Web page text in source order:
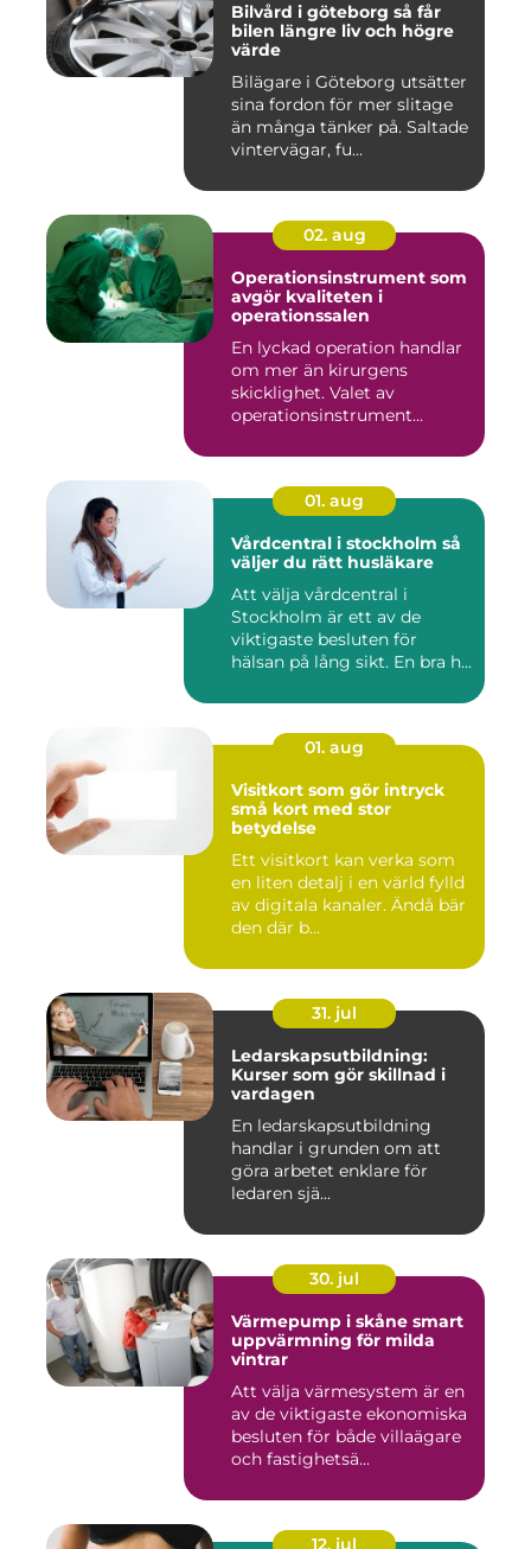
Bilvård i göteborg så får
bilen längre liv och högre
värde
Bilägare i Göteborg utsätter
sina fordon för mer slitage
än många tänker på. Saltade
vintervägar, fu...
02. aug
Operationsinstrument som
avgör kvaliteten i
operationssalen
En lyckad operation handlar
om mer än kirurgens
skicklighet. Valet av
operationsinstrument
01. aug
Vårdcentral i stockholm så
väljer du rätt husläkare
Att välja vårdcentral i
Stockholm är ett av de
viktigaste besluten för
hälsan på lång sikt. En bra h...
01. aug
Visitkort som gör intryck
små kort med stor
betydelse
Ett visitkort kan verka som
en liten detalj i en värld fylld
av digitala kanaler. Ändå bär
den där b...
31. jul
Ledarskapsutbildning:
Kurser som gör skillnad i
vardagen
En ledarskapsutbildning
handlar i grunden om att
göra arbetet enklare för
ledaren sjä...
30. jul
Värmepump i skåne smart
uppvärmning för milda
vintrar
Att välja värmesystem är en
av de viktigaste ekonomiska
besluten för både villaägare
och fastighetsä...
12. jul